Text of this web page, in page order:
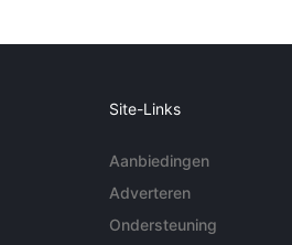
Site-Links
Aanbiedingen
Adverteren
Ondersteuning